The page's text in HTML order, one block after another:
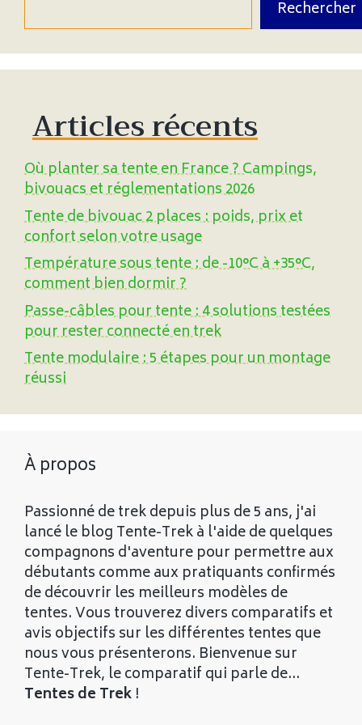
Rechercher
Articles récents
Où planter sa tente en France ? Campings,
bivouacs et réglementations 2026
Tente de bivouac 2 places : poids, prix et
confort selon votre usage
Température sous tente : de -10°C à +35°C,
comment bien dormir ?
Passe-câbles pour tente : 4 solutions testées
pour rester connecté en trek
Tente modulaire : 5 étapes pour un montage
réussi
À propos
Passionné de trek depuis plus de 5 ans, j'ai
lancé le blog Tente-Trek à l'aide de quelques
compagnons d'aventure pour permettre aux
débutants comme aux pratiquants confirmés
de découvrir les meilleurs modèles de
tentes. Vous trouverez divers comparatifs et
avis objectifs sur les différentes tentes que
nous vous présenterons. Bienvenue sur
Tente-Trek, le comparatif qui parle de...
Tentes de Trek !